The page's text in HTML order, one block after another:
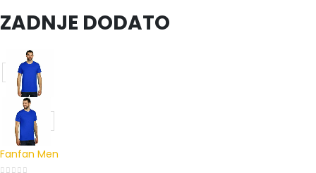
ZADNJE DODATO
Fanfan Men